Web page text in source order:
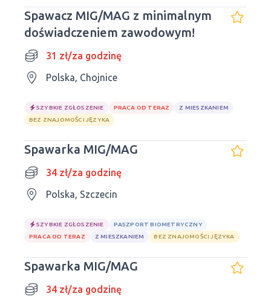
Spawacz MIG/MAG z minimalnym
doświadczeniem zawodowym!
31 zł/za godzinę
Polska, Chojnice
SZYBKIE ZGŁOSZENIE PRACA OD TERAZ
Z MIESZKANIEM
BEZ ZNAJOMOŚCI JĘZYKA
Spawarka MIG/MAG
34 zł/za godzinę
Polska, Szczecin
SZYBKIE ZGŁOSZENIE
PASZPORT BIOMETRYCZNY
PRACA OD TERAZ
Z MIESZKANIEM BEZ ZNAJOMOŚCI JĘZYKA
Spawarka MIG/MAG
34 zł/za godzinę